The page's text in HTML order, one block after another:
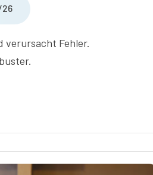
26
verursacht Fehler.